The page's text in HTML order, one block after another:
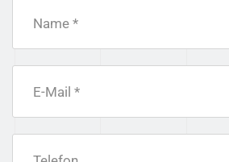
Name *
E-Mail *